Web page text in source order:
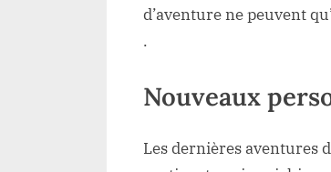
d’aventure ne peuvent
.
Nouveaux
Les dernières aventures